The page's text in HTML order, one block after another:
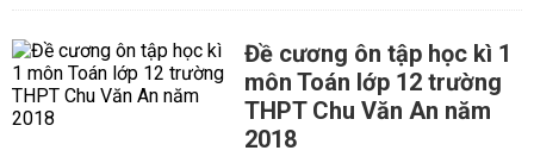
Đề cương ôn tập học kì 1
môn Toán lớp 12 trường
THPT Chu Văn An năm
2018